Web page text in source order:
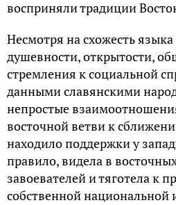
восприняли традиции
Несмотря на схожесть
душевности, открытости,
стремления к социальной
данными славянскими
непростые
восточной ветви к
находило поддержки у
правило, видела в
завоевателей и тяготела к
собственной национальной